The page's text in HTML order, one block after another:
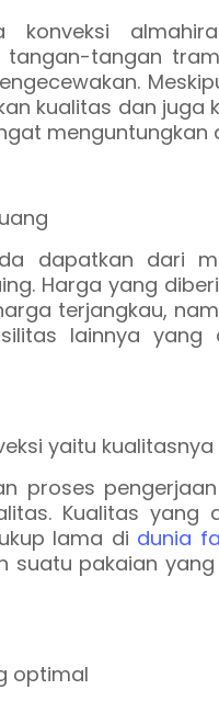
konveksi
tangan-tangan
kualitas dan juga
menguntungkan
dapatkan dari
Harga yang
terjangkau,
lainnya yang
proses
Kualitas yang
lama di dunia
pakaian